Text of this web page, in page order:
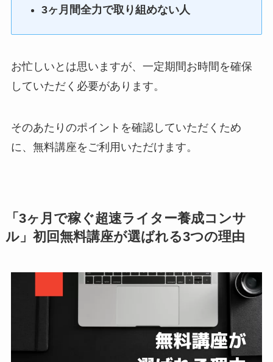
3ヶ月間全力で取り組めない人
お忙しいとは思いますが、一定期間お時間を確保
していただく必要があります。
そのあたりのポイントを確認していただくため
に、無料講座をご利用いただけます。
「3ヶ月で稼ぐ超速ライター養成コンサ
ル」初回無料講座が選ばれる3つの理由